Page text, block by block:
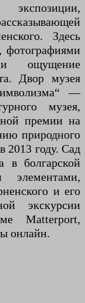
Здесь
фотографиями
ощущение
Двор музея
—
музея,
премии на
природного
2013 году. Сад
в болгарской
элементами,
и его
экскурсии
Matterport,
онлайн.